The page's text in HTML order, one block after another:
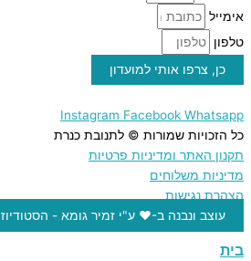
אימייל
טלפון
כן, צרפו אותי למועדון
Instagram Facebook Whatsapp
כל הזכויות שמורות © לתנובת כנרת
תקנון האתר ומדיניות פרטיות
מדיניות משלוחים
הצהרת נגישות
עוצב ונבנה ב-♥︎ ע"י זמיר גומא - הסטודיוז
בית